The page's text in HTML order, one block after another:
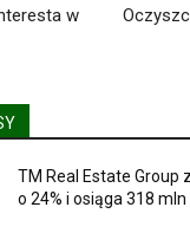
w
TM Real Estate Group
o 24% i osiąga 318